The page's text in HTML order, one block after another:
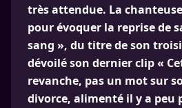
très attendue. La
pour évoquer la reprise de
sang », du titre de son
dévoilé son dernier clip «
revanche, pas un mot sur
divorce, alimenté il y a peu